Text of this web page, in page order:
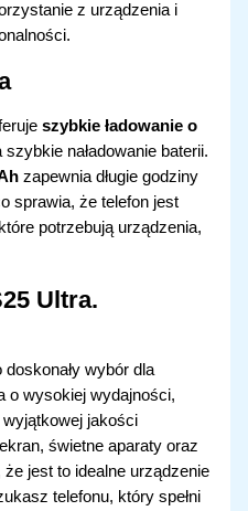
z urządzenia i
szybkie ładowanie o
naładowanie baterii.
zapewnia długie godziny
sprawia, że telefon jest
potrzebują urządzenia,
Ultra.
wybór dla
o wysokiej wydajności,
jakości
świetne aparaty oraz
jest to idealne urządzenie
telefonu, który spełni